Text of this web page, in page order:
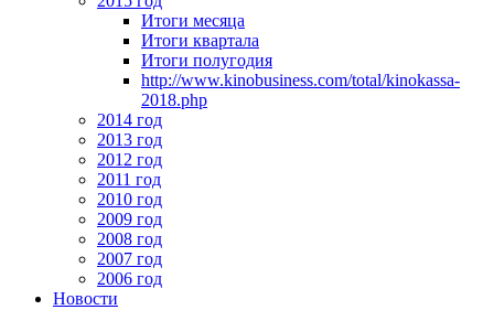
Итоги месяца
Итоги квартала
Итоги полугодия
http://www.kinobusiness.com/total/kinokassa-
2018.php
2014 год
2013 год
2012 год
2011 год
2010 год
2009 год
2008 год
2007 год
2006 год
Новости